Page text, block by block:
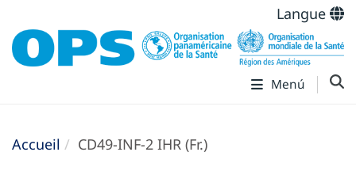
Langue
Menú
Accueil CD49-INF-2 IHR (Fr.)